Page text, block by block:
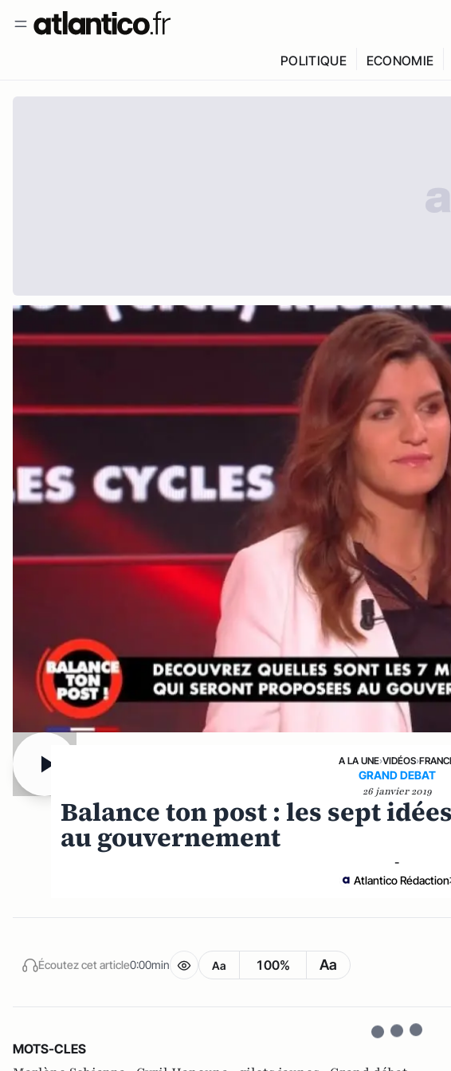
POLITIQUE ECONOMIE
A LA UNE›VIDÉOS›
GRAND DEBAT
26 janvier 2019
Balance ton post : les sept
au gouvernement
-
Atlantico Rédaction
Écoutez cet article0:00min Aa 100% Aa
MOTS-CLES